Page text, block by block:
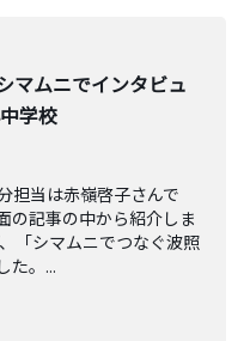
マムニでインタビュ
学校
担当は赤嶺啓子さんで
の記事の中から紹介しま
「シマムニでつなぐ波照
た。...